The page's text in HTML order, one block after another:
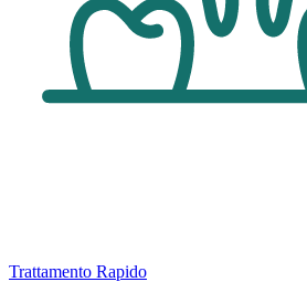
Trattamento Rapido